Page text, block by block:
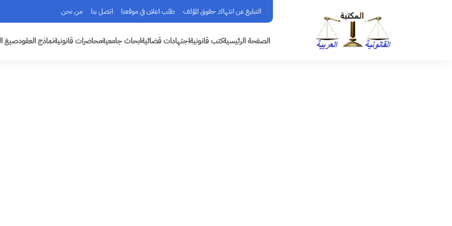
التبليغ عن انتهاك حقوق المؤلف طلب اعلان في موقعنا اتصل بنا من نحن
الصفحة الرئيسيةكتب قانونيةاجتهادات قضائيةابحاث جامعيةمحاضرات قانونيةنماذج العقودصيغ